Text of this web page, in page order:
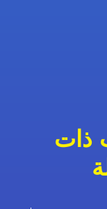
ذات